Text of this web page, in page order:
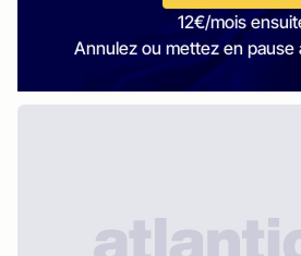
12€/mois
Annulez ou mettez en pause